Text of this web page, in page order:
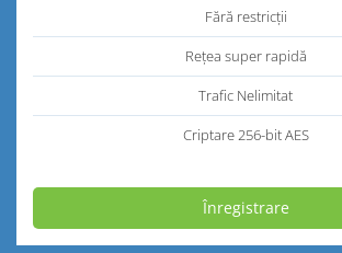
Fără restricții
Rețea super rapidă
Trafic Nelimitat
Criptare 256-bit AES
Înregistrare